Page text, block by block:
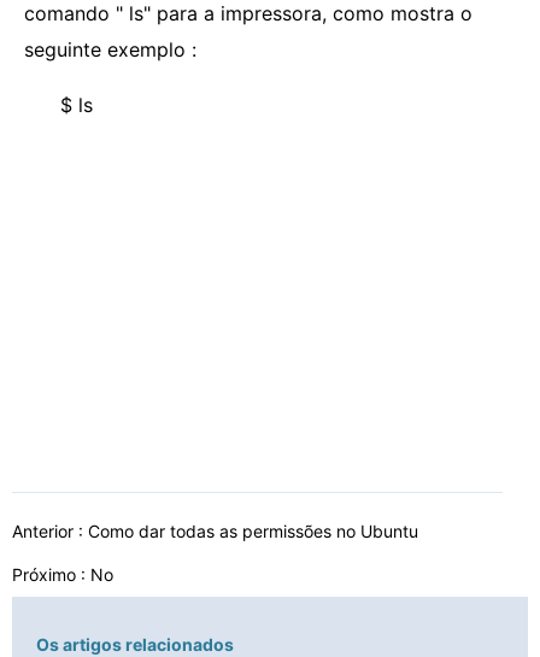
comando " ls" para a impressora, como mostra o
seguinte exemplo :
$ ls
Anterior : Como dar todas as permissões no Ubuntu
Próximo : No
Os artigos relacionados